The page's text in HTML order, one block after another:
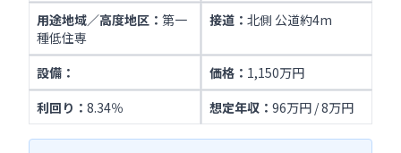
用途地域／高度地区： 第一
種低住専
接道： 北側 公道約4m
設備： 価格： 1,150万円
利回り： 8.34％ 想定年収： 96万円 / 8万円